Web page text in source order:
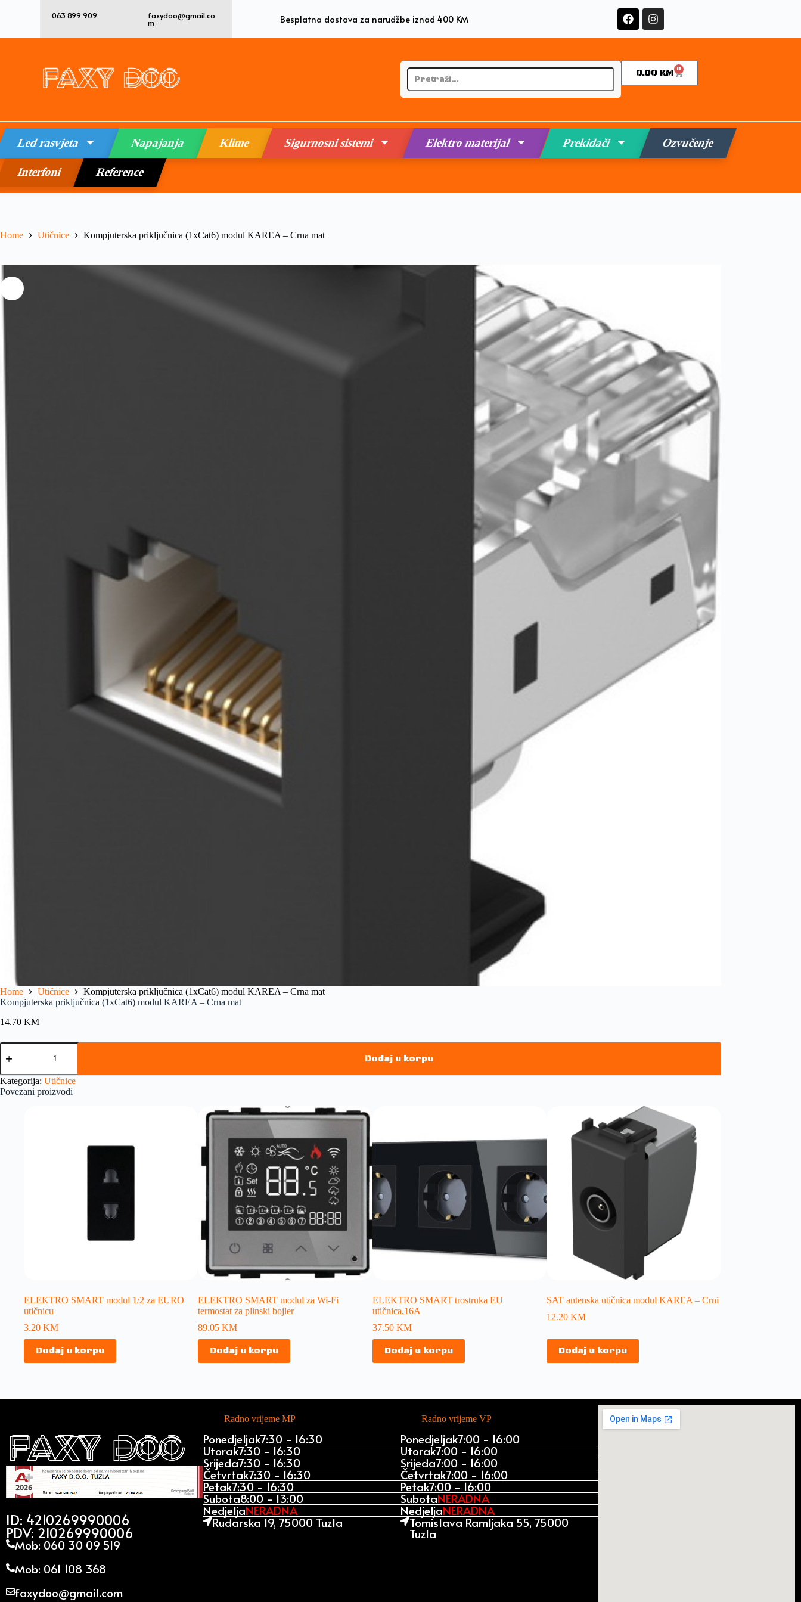
063 899 909 faxydoo@gmail.co
m Besplatna dostava za narudžbe iznad 400 KM
0.00 KM 0
Led rasvjeta Napajanja Klime Sigurnosni sistemi Elektro materijal Prekidači Ozvučenje
Interfoni Reference
Home Utičnice Kompjuterska priključnica (1xCat6) modul KAREA – Crna mat
Home Utičnice
Kompjuterska priključnica (1xCat6) modul KAREA – Crna mat
Kompjuterska priključnica (1xCat6) modul KAREA – Crna mat
14.70 KM
Dodaj u korpu
Kategorija: Utičnice
Povezani proizvodi
ELEKTRO SMART modul 1/2 za EURO
utičnicu
3.20 KM
Dodaj u korpu
ELEKTRO SMART modul za Wi-Fi
termostat za plinski bojler
89.05KM
Dodaj u korpu
ELEKTRO SMART trostruka EU
utičnica,16A
37.50 KM
Dodaj u korpu
SAT antenska utičnica modul KAREA – Crni
12.20KM
Dodaj u korpu
ID: 4210269990006
PDV: 210269990006
Mob: 060 30 09 519
Mob: 061 108 368
faxydoo@gmail.com
Radno vrijeme MP
Ponedjeljak7:30 - 16:30
Utorak7:30 - 16:30
Srijeda7:30 - 16:30
Četvrtak7:30 - 16:30
Petak7:30 - 16:30
Subota8:00 - 13:00
NedjeljaNERADNA
Rudarska 19, 75000 Tuzla
Radno vrijeme VP
Ponedjeljak7:00 - 16:00
Utorak7:00 - 16:00
Srijeda7:00 - 16:00
Četvrtak7:00 - 16:00
Petak7:00 - 16:00
SubotaNERADNA
NedjeljaNERADNA
Tomislava Ramljaka 55, 75000
Tuzla